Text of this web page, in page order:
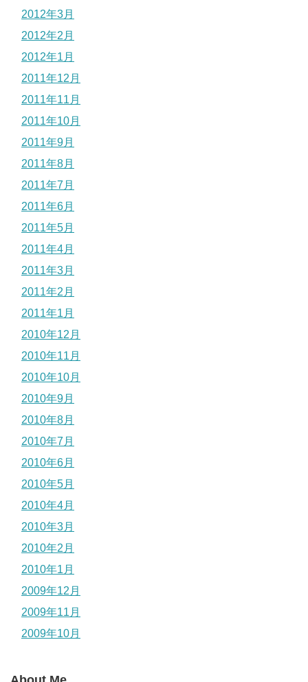
2012年3月
2012年2月
2012年1月
2011年12月
2011年11月
2011年10月
2011年9月
2011年8月
2011年7月
2011年6月
2011年5月
2011年4月
2011年3月
2011年2月
2011年1月
2010年12月
2010年11月
2010年10月
2010年9月
2010年8月
2010年7月
2010年6月
2010年5月
2010年4月
2010年3月
2010年2月
2010年1月
2009年12月
2009年11月
2009年10月